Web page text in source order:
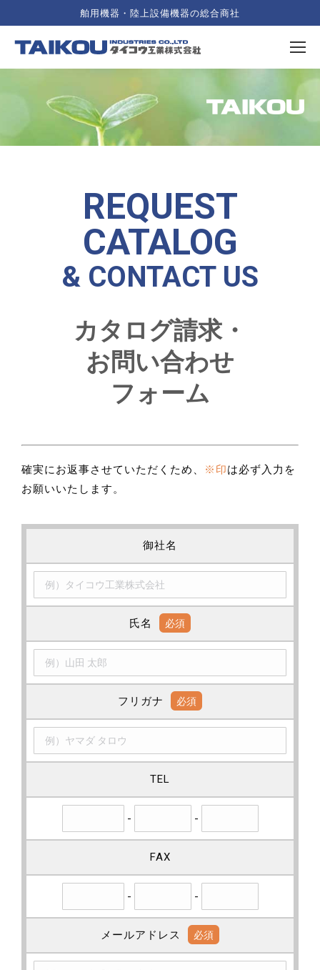
舶用機器・陸上設備機器の総合商社
REQUEST
CATALOG
& CONTACT US
カタログ請求・
お問い合わせ
フォーム
確実にお返事させていただくため、 ※印は必ず入力を
お願いいたします。
御社名
氏名 必須
フリガナ 必須
TEL
- -
FAX
- -
メールアドレス 必須